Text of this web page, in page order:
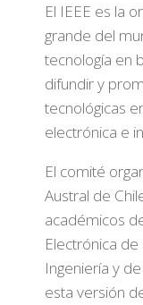
El IEEE es la
grande del
tecnología en
difundir y
tecnológicas
electrónica e
El comité
Austral de
académicos
Electrónica
Ingeniería y
esta versión